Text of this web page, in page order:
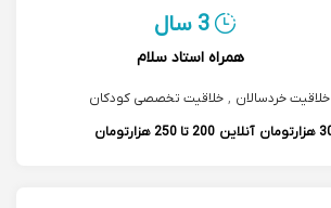
3 سال
همراه استاد سلام
خلاقیت خردسالان , خلاقیت تخصصی کودکان
آنلاین 200 تا 250 هزارتومان